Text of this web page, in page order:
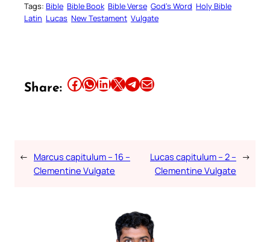
Tags: Bible Bible Book Bible Verse God’s Word Holy Bible
Latin Lucas New Testament Vulgate
Share: Share this article on Facebook Share this article on WhatsApp Share this article on LinkedIn Share this article on X Share this article on TelegramEmail this Article
← Marcus capitulum – 16 –
Clementine Vulgate
Lucas capitulum – 2 –
Clementine Vulgate
→